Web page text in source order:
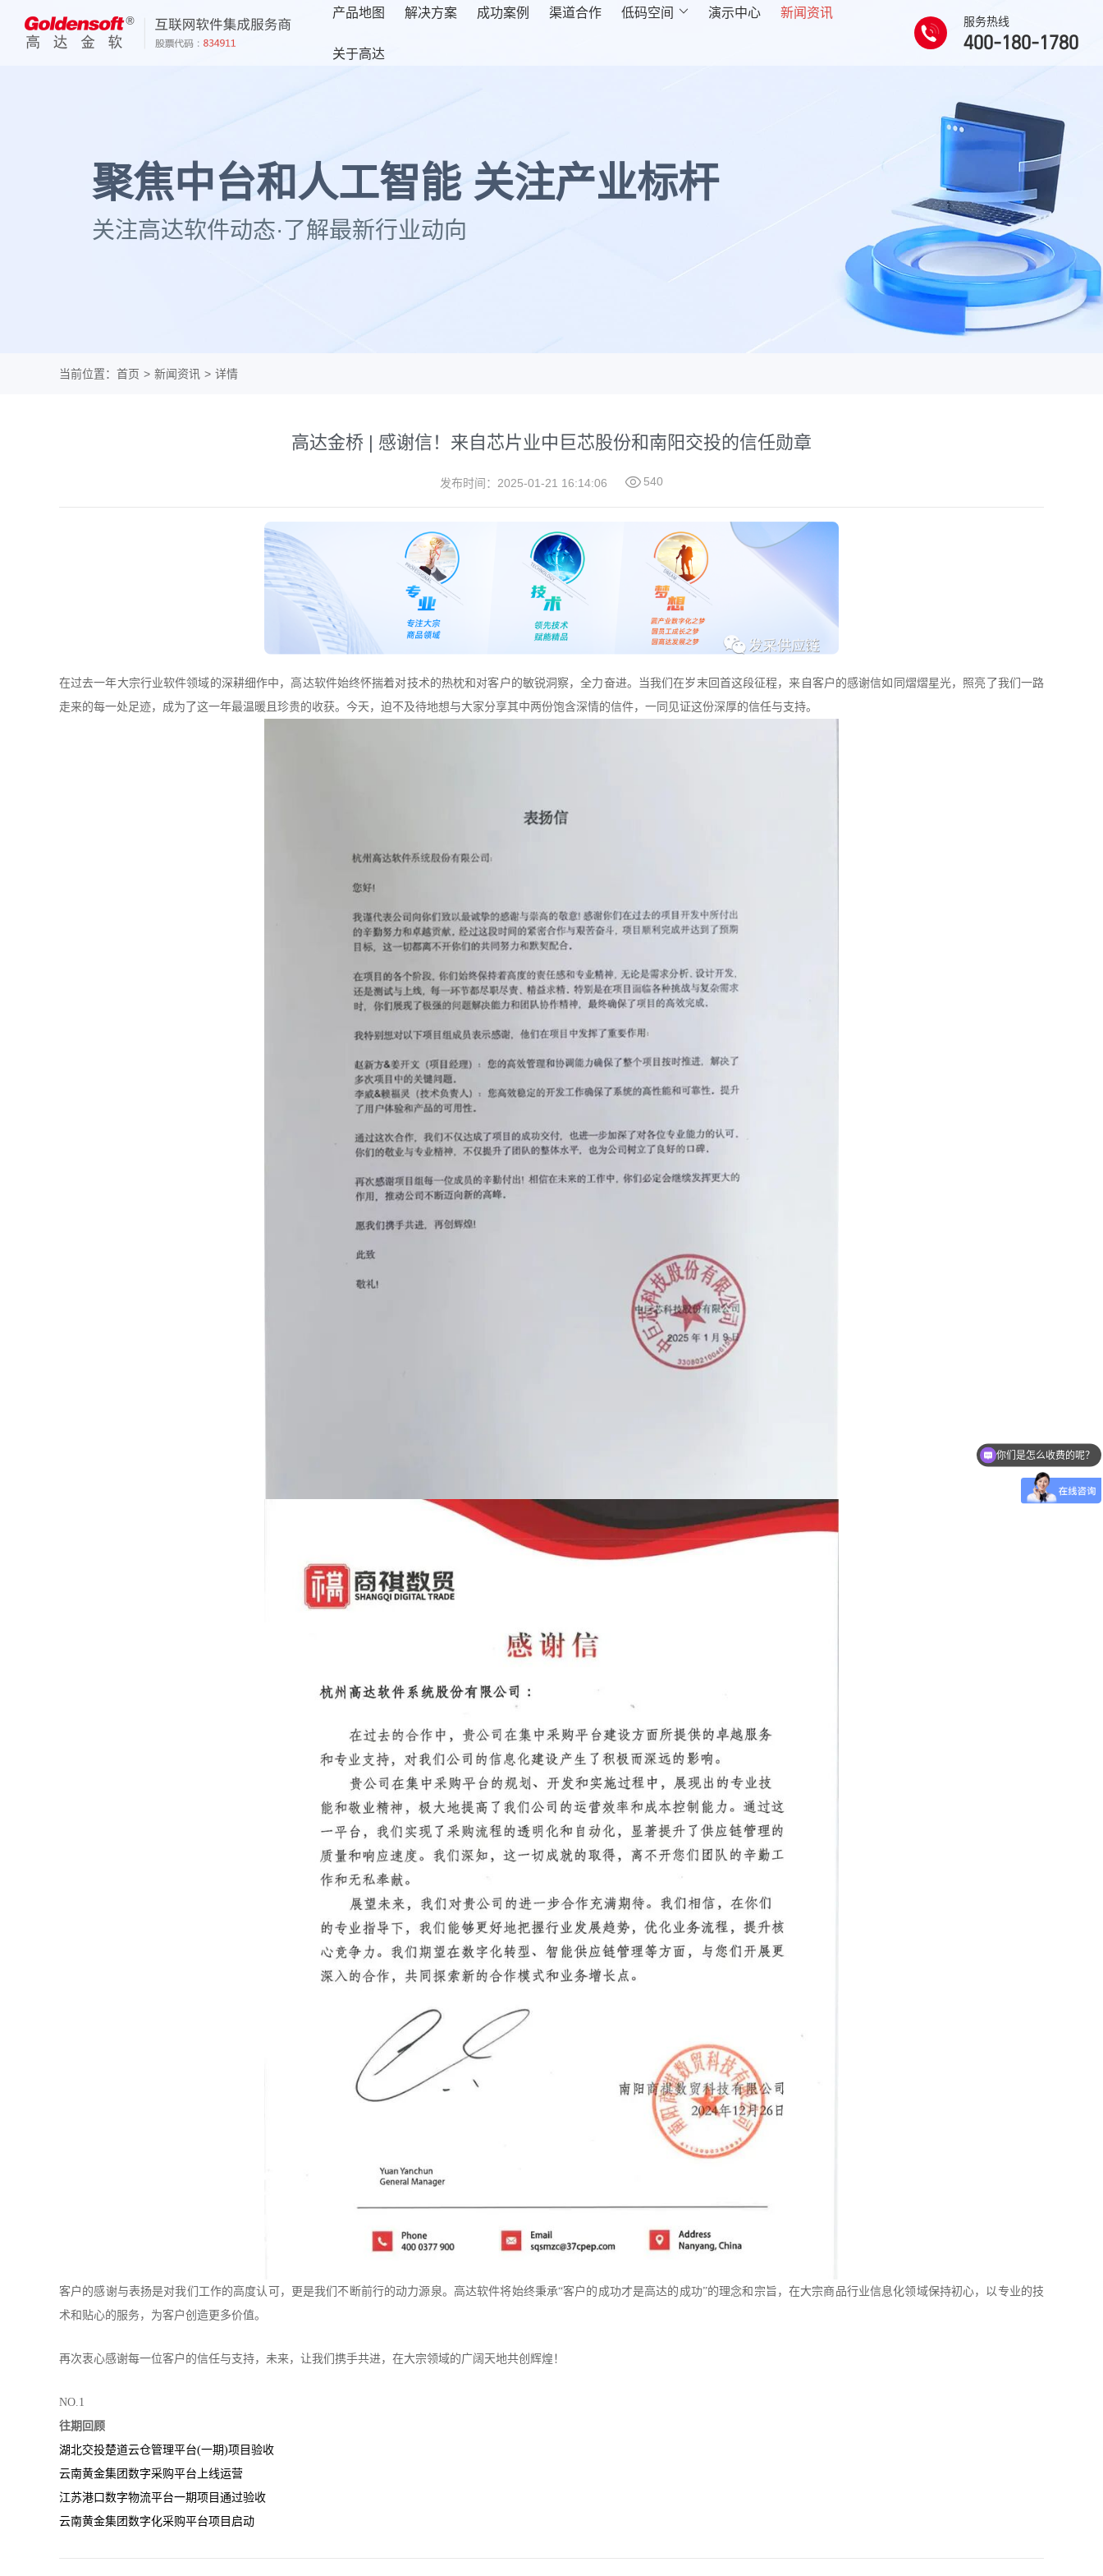
产品地图 解决方案 成功案例 渠道合作 低码空间  演示中心 新闻资讯
关于高达
服务热线
400-180-1780
聚焦中台和人工智能 关注产业标杆
关注高达软件动态·了解最新行业动向
当前位置： 首页 > 新闻资讯 > 详情
高达金桥 | 感谢信！来自芯片业中巨芯股份和南阳交投的信任勋章
发布时间：2025-01-21 16:14:06  540
在过去一年大宗行业软件领域的深耕细作中，高达软件始终怀揣着对技术的热枕和对客户的敏锐洞察，全力奋进。当我们在岁末回首这段征程，来自客户的感谢信如同熠熠星光，照亮了我们一路
走来的每一处足迹，成为了这一年最温暖且珍贵的收获。今天，迫不及待地想与大家分享其中两份饱含深情的信件，一同见证这份深厚的信任与支持。
客户的感谢与表扬是对我们工作的高度认可，更是我们不断前行的动力源泉。高达软件将始终秉承“客户的成功才是高达的成功”的理念和宗旨，在大宗商品行业信息化领域保持初心，以专业的技
术和贴心的服务，为客户创造更多价值。
再次衷心感谢每一位客户的信任与支持，未来，让我们携手共进，在大宗领域的广阔天地共创辉煌！
NO.1
往期回顾
湖北交投楚道云仓管理平台(一期)项目验收
云南黄金集团数字采购平台上线运营
江苏港口数字物流平台一期项目通过验收
云南黄金集团数字化采购平台项目启动
你们是怎么收费的呢？